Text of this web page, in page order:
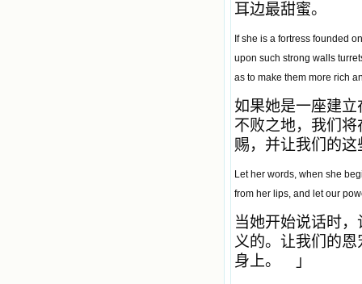
耳边最甜蜜。
If she is a fortress founded
upon such strong walls
as to make them more rich
如果她是一座建
不败之地，我们
赐，并让我们的
Let her words, when she
from her lips, and let our
当她开始说话时
义的。让我们的
身上。 」